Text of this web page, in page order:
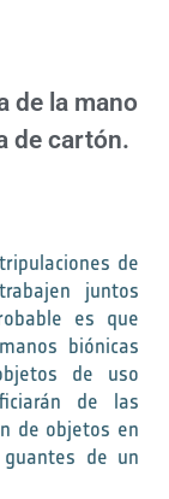
de la mano
de cartón.
de
juntos
es que
biónicas
de uso
de las
de objetos en
de un